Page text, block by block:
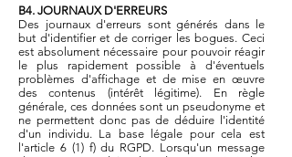
B4. JOURNAUX D'ERREURS
Des journaux d'erreurs sont générés dans le
but d'identifier et de corriger les bogues. Ceci
est absolument nécessaire pour pouvoir réagir
le plus rapidement possible à d'éventuels
problèmes d'affichage et de mise en œuvre
des contenus (intérêt légitime). En règle
générale, ces données sont un pseudonyme et
ne permettent donc pas de déduire l'identité
d'un individu. La base légale pour cela est
l'article 6 (1) f) du RGPD. Lorsqu'un message